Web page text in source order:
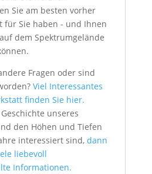
Sie am besten vorher
für Sie haben - und Ihnen
dem Spektrumgelände
Fragen oder sind
Viel Interessantes
finden Sie hier.
unseres
den Höhen und Tiefen
interessiert sind, dann
liebevoll
Informationen.